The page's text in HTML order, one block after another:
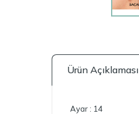
Ürün Açıklaması
Ayar : 14